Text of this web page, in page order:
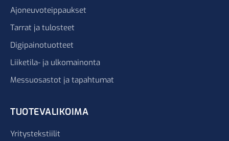
Ajoneuvoteippaukset
Tarrat ja tulosteet
Digipainotuotteet
Liiketila- ja ulkomainonta
Messuosastot ja tapahtumat
TUOTEVALIKOIMA
Yritystekstiilit